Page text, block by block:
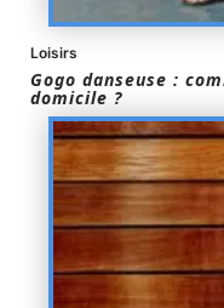
Loisirs
Gogo danseuse :
domicile ?